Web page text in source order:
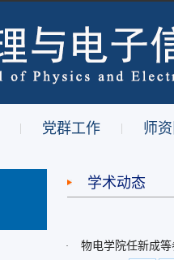
| 党群工作 | 师
学术动态
· 物电学院任新成